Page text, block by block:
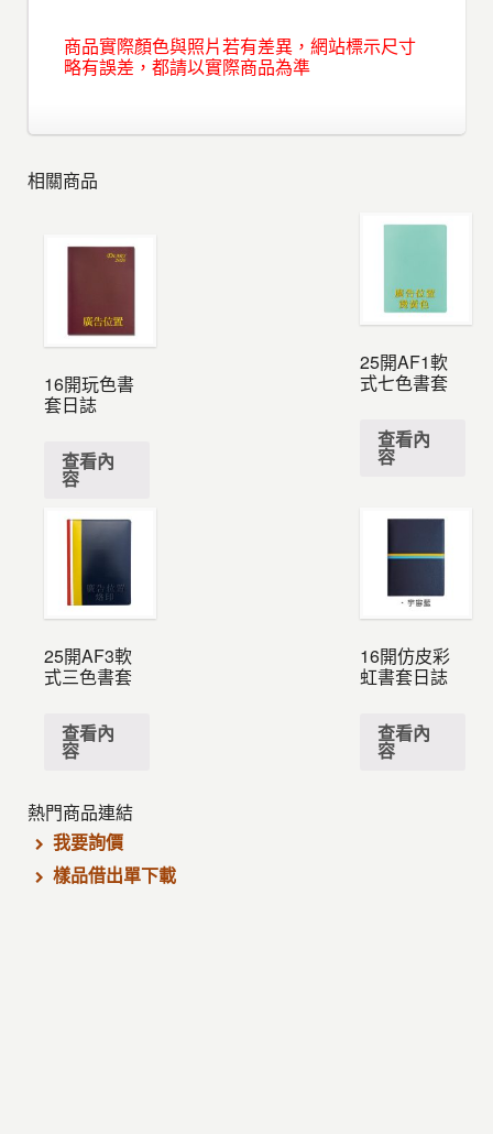
商品實際顏色與照片若有差異，網站標示尺寸
略有誤差，都請以實際商品為準
相關商品
16開玩色書
套日誌
查看內
容
25開AF1軟
式七色書套
查看內
容
25開AF3軟
式三色書套
查看內
容
16開仿皮彩
虹書套日誌
查看內
容
熱門商品連結
我要詢價
樣品借出單下載